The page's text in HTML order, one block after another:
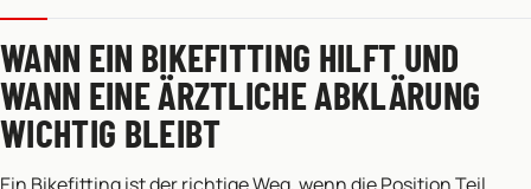
WANN EIN BIKEFITTING HILFT UND
WANN EINE ÄRZTLICHE ABKLÄRUNG
WICHTIG BLEIBT